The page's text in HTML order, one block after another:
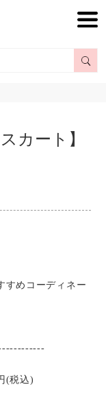
カート】
すめコーディネー
(税込)